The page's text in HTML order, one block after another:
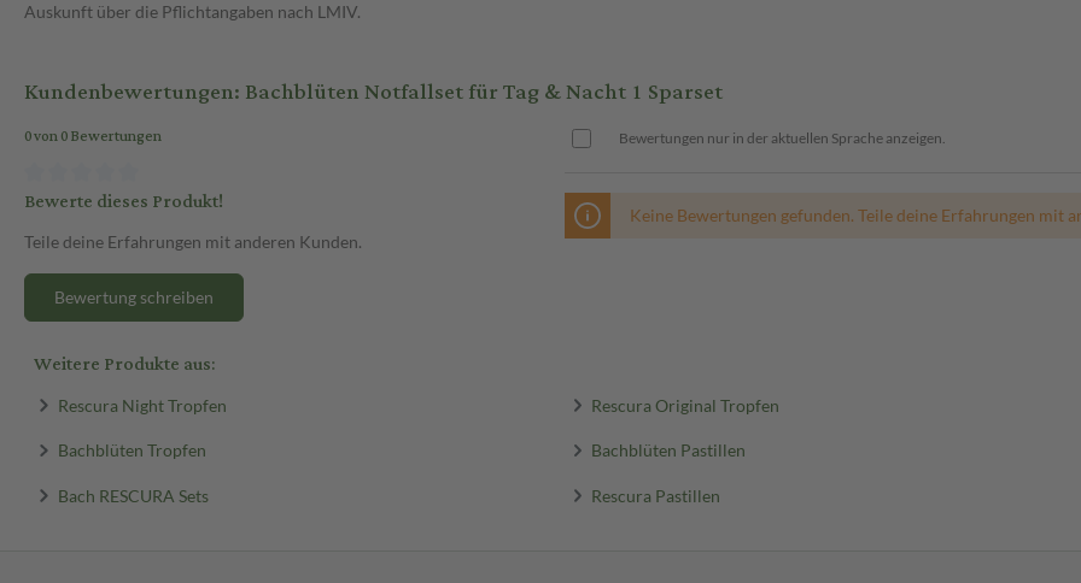
Auskunft über die Pflichtangaben nach LMIV.
Kundenbewertungen: Bachblüten Notfallset für Tag & Nacht 1 Sparset
0 von 0 Bewertungen
Bewerte dieses Produkt!
Teile deine Erfahrungen mit anderen Kunden.
Bewertung schreiben
Bewertungen nur in der aktuellen Sprache anzeigen.
Keine Bewertungen gefunden. Teile deine Erfahrungen mit
Weitere Produkte aus:
Rescura Night Tropfen Rescura Original Tropfen
Bachblüten Tropfen Bachblüten Pastillen
Bach RESCURA Sets Rescura Pastillen